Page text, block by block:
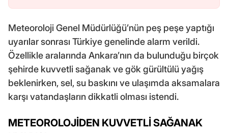
Meteoroloji Genel Müdürlüğü’nün peş peşe yaptığı
uyarılar sonrası Türkiye genelinde alarm verildi.
Özellikle aralarında Ankara’nın da bulunduğu birçok
şehirde kuvvetli sağanak ve gök gürültülü yağış
beklenirken, sel, su baskını ve ulaşımda aksamalara
karşı vatandaşların dikkatli olması istendi.
METEOROLOJİDEN KUVVETLİ SAĞANAK